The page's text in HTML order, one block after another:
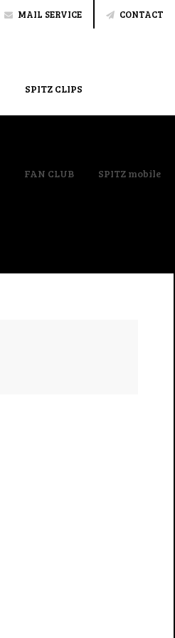
SPITZ CLIPS
MAIL SERVICE CONTACT
FAN CLUB SPITZ mobile